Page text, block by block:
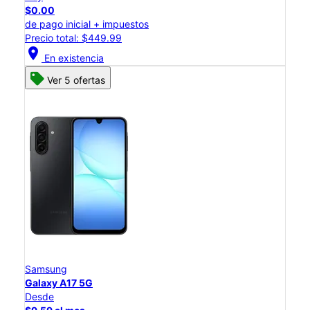
$0.00
de pago inicial + impuestos
Precio total: $449.99
location_on En existencia
Ver 5 ofertas
Samsung
Galaxy A17 5G
Desde